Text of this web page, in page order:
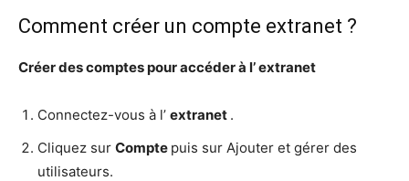
Comment créer un compte extranet ?
Créerdescomptespour accéder à l’extranet
Connectez-vous à l’ extranet .
Cliquez sur Compte puis sur Ajouter et gérer des
utilisateurs.